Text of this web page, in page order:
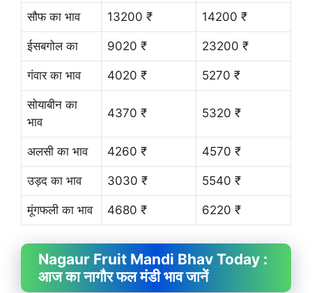
सौफ का भाव 13200 ₹ 14200 ₹
ईसबगोल का 9020 ₹ 23200 ₹
गंवार का भाव 4020 ₹ 5270 ₹
सोयाबीन का
भाव
4370 ₹ 5320 ₹
अलसी का भाव 4260 ₹ 4570 ₹
उड़द का भाव 3030 ₹ 5540 ₹
मूंगफली का भाव 4680 ₹ 6220 ₹
Nagaur Fruit Mandi Bhav Today :
आज का नागौर फल मंडी भाव जानें